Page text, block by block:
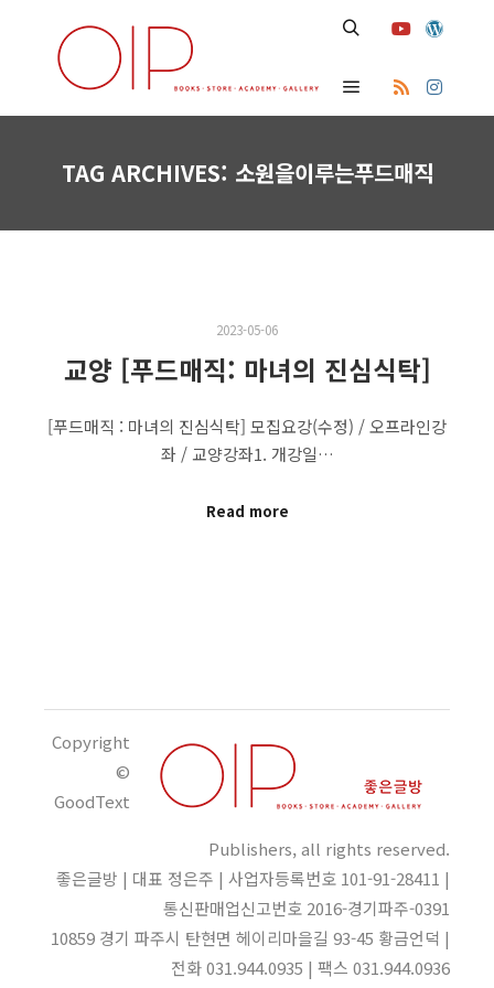
Main menu
TAG ARCHIVES: 소원을이루는푸드매직
2023-05-06
교양 [푸드매직: 마녀의 진심식탁]
[푸드매직 : 마녀의 진심식탁] 모집요강(수정) / 오프라인강
좌 / 교양강좌1. 개강일…
Read more
Copyright
©
GoodText
Publishers, all rights reserved.
좋은글방 | 대표 정은주 | 사업자등록번호 101-91-28411 |
통신판매업신고번호 2016-경기파주-0391
10859 경기 파주시 탄현면 헤이리마을길 93-45 황금언덕 |
전화 031.944.0935 | 팩스 031.944.0936